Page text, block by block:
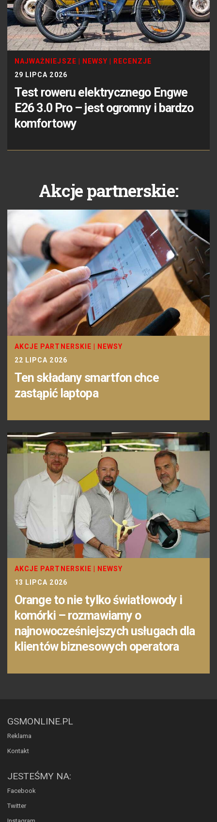
NAJWAŻNIEJSZE NEWSY
RECENZJE
29 LIPCA 2026
Test roweru elektrycznego Engwe
E26 3.0 Pro – jest ogromny i bardzo
komfortowy
Akcje partnerskie:
AKCJE PARTNERSKIE
NEWSY
22 LIPCA 2026
Ten składany smartfon chce
zastąpić laptopa
AKCJE PARTNERSKIE
NEWSY
13 LIPCA 2026
Orange to nie tylko światłowody i
komórki – rozmawiamy o
najnowocześniejszych usługach dla
klientów biznesowych operatora
GSMONLINE.PL
Reklama
Kontakt
JESTEŚMY NA:
Facebook
Twitter